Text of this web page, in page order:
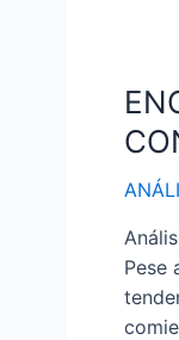
Pese